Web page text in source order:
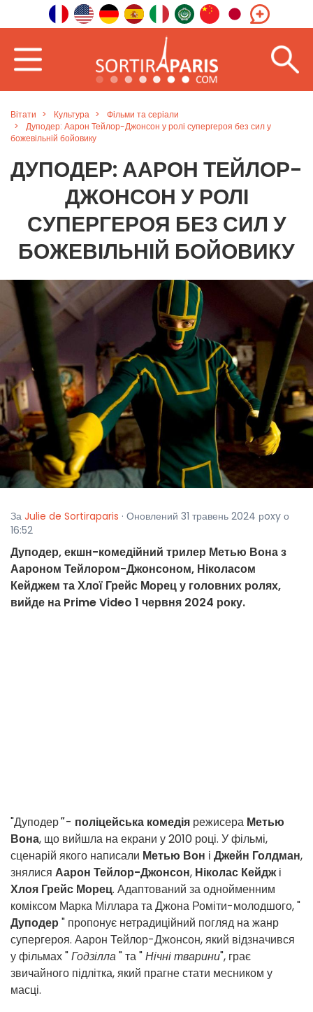
Вітати Культура
Фільми та серіали
Дуподер: Аарон Тейлор-Джонсон у ролі супергероя без сил у
божевільній бойовику
ДУПОДЕР: ААРОН ТЕЙЛОР-
ДЖОНСОН У РОЛІ
СУПЕРГЕРОЯ БЕЗ СИЛ У
БОЖЕВІЛЬНІЙ БОЙОВИКУ
За Julie de Sortiraparis · Оновлений 31 травень 2024 рoxy о
16:52
Дуподер, екшн-комедійний трилер Метью Вона з
Аароном Тейлором-Джонсоном, Ніколасом
Кейджем та Хлої Грейс Морец у головних ролях,
вийде на Prime Video 1 червня 2024 року.
"Дуподер"- поліцейська комедія режисера Метью
Вона, що вийшла на екрани у 2010 році. У фільмі,
сценарій якого написали Метью Вон і Джейн Голдман,
знялися Аарон Тейлор-Джонсон, Ніколас Кейджі
Хлоя Грейс Морец. Адаптований за однойменним
коміксом Марка Міллара та Джона Роміти-молодшого, "
Дуподер " пропонує нетрадиційний погляд на жанр
супергероя. Аарон Тейлор-Джонсон, який відзначився
у фільмах "Годзілла" та "Нічні тварини", грає
звичайного підлітка, який прагне стати месником у
масці.